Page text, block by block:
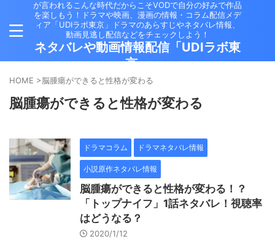
が言われるこんな時代だからこそVODで自分の好みで作品
を楽しもう！ドラマや映画、漫画の情報・コラム配信メデ
ィア「UDIラボ東京」ドラマのあらすじやネタバレ情報、
動画見逃し配信などをチェックしよう！
ネタバレや動画情報配信「UDIラボ東
京」
HOME >脳腫瘍ができると性格が変わる
脳腫瘍ができると性格が変わる
ドラマコラム ドラマネタバレ情報
小説原作ネタバレ情報
脳腫瘍ができると性格が変わる！？
「トップナイフ」1話ネタバレ！視聴率
はどうなる？
2020/1/12